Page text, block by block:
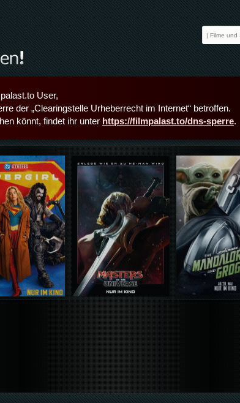
User,
der „Clearingstelle Urheberrecht im Internet“ betroffen.
könnt, findet ihr unter https://filmpalast.to/dns-sperre.
Details,Play Details,Play